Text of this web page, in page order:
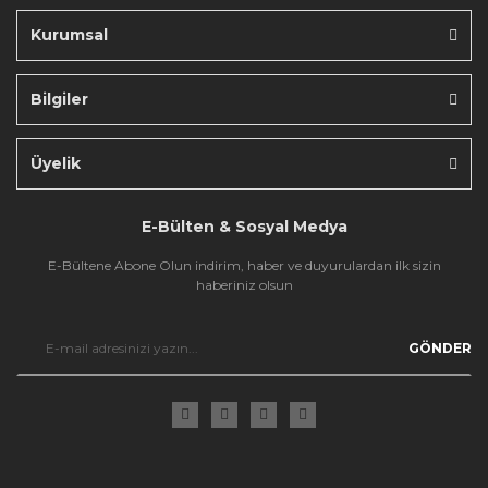
Kurumsal
Bilgiler
Üyelik
E-Bülten & Sosyal Medya
E-Bültene Abone Olun indirim, haber ve duyurulardan ilk sizin
haberiniz olsun
GÖNDER